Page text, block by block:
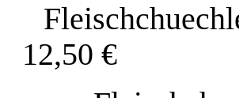
12,50 €